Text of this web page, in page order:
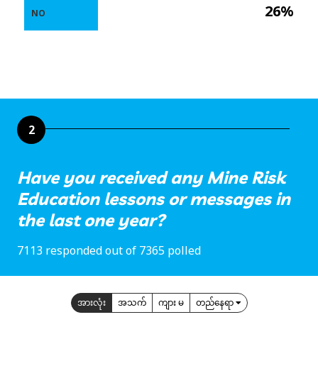
26%
NO
2
Have you received any Mine Risk
Education lessons or messages in
the last one year?
7113 responded out of 7365 polled
အားလုံး အသက် ကျား မ တည်နေရာ